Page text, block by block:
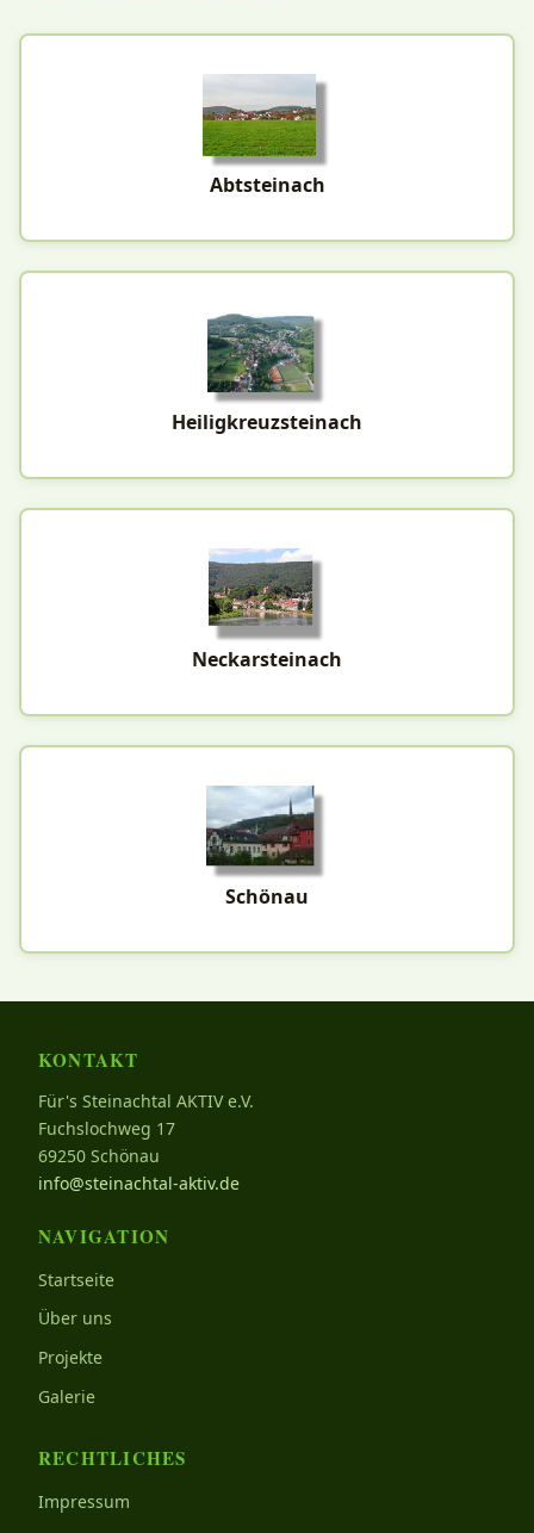
Abtsteinach
Heiligkreuzsteinach
Neckarsteinach
Schönau
KONTAKT
Für's Steinachtal AKTIV e.V.
Fuchslochweg 17
69250 Schönau
info@steinachtal-aktiv.de
NAVIGATION
Startseite
Über uns
Projekte
Galerie
RECHTLICHES
Impressum